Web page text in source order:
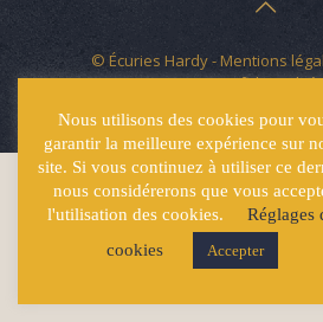
© Écuries Hardy -Mentions
confidentialité
Nous utilisons des cookies pour
garantir la meilleure expérience sur
site. Si vous continuez à utiliser ce
nous considérerons que vous
l'utilisation des cookies.
Réglages
cookies
Accepter